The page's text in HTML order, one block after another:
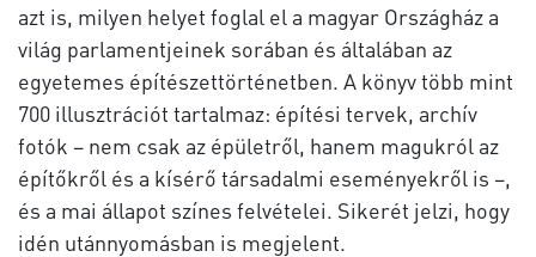
azt is, milyen helyet foglal el a magyar Országház a
világ parlamentjeinek sorában és általában az
egyetemes építészettörténetben. A könyv több mint
700 illusztrációt tartalmaz: építési tervek, archív
fotók – nem csak az épületről, hanem magukról az
építőkről és a kísérő társadalmi eseményekről is –,
és a mai állapot színes felvételei. Sikerét jelzi, hogy
idén utánnyomásban is megjelent.